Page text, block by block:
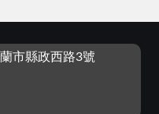
市縣政西路3號